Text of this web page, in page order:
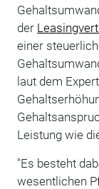
der
einer
laut dem
Leistung wie
"Es besteht
wesentlichen